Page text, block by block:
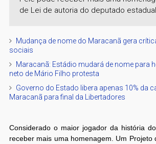
de Lei de autoria do deputado
Mudança de nome do Maracanã gera
sociais
Maracanã: Estádio mudará de nome para
neto de Mário Filho protesta
Governo do Estado libera apenas 10% da
Maracanã para final da Libertadores
Considerado o maior jogador da história
receber mais uma homenagem. Um Projeto